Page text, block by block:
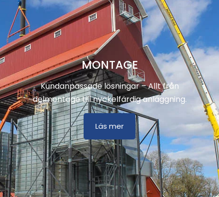
MONTAGE
Kundanpassade lösningar – Allt från
delmontage till nyckelfärdig anläggning.
Läs mer